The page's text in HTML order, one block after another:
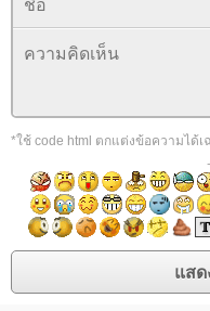
*ใช้ code html ตกแต่งข้อความได้เ